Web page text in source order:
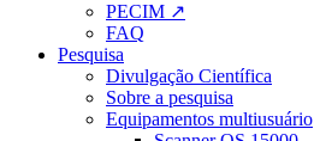
PECIM ↗
FAQ
Pesquisa
Divulgação Científica
Sobre a pesquisa
Equipamentos multiusuário